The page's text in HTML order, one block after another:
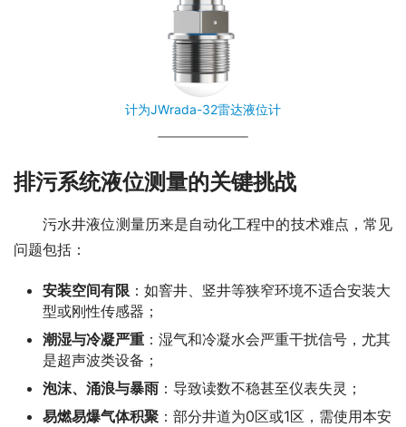
计为JWrada-32雷达液位计
排污系统液位测量的关键挑战
污水井液位测量历来是自动化工程中的技术难点，常见
问题包括：
安装空间有限 ：如窨井、竖井等狭窄环境不适合安装大
型或刚性传感器；
潮湿与冷凝严重 ：湿气和冷凝水会严重干扰信号，尤其
是超声波类设备；
泡沫、涌浪与暴雨 ：导致读数不稳甚至仪表失灵；
易燃易爆气体积聚 ：部分井道为0区或1区，需使用本安